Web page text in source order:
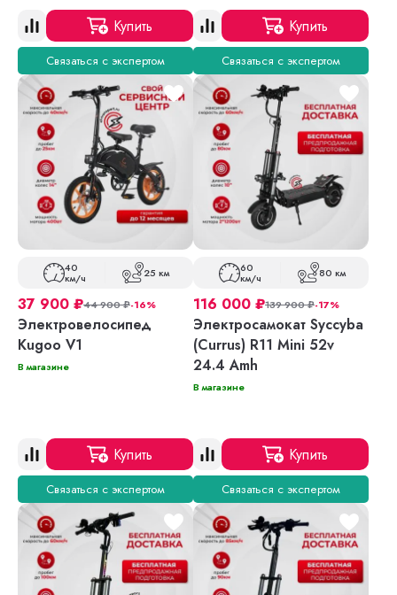
Купить
Связаться с экспертом
Купить
Связаться с экспертом
40
км/ч 25 км
37 900 ₽44 900₽-16%
Электровелосипед
Kugoo V1
В магазине
Купить
Связаться с экспертом
60
км/ч 80 км
116 000 ₽139 900₽-17%
Электросамокат Syccyba
(Currus) R11 Mini 52v
24.4 Amh
В магазине
Купить
Связаться с экспертом